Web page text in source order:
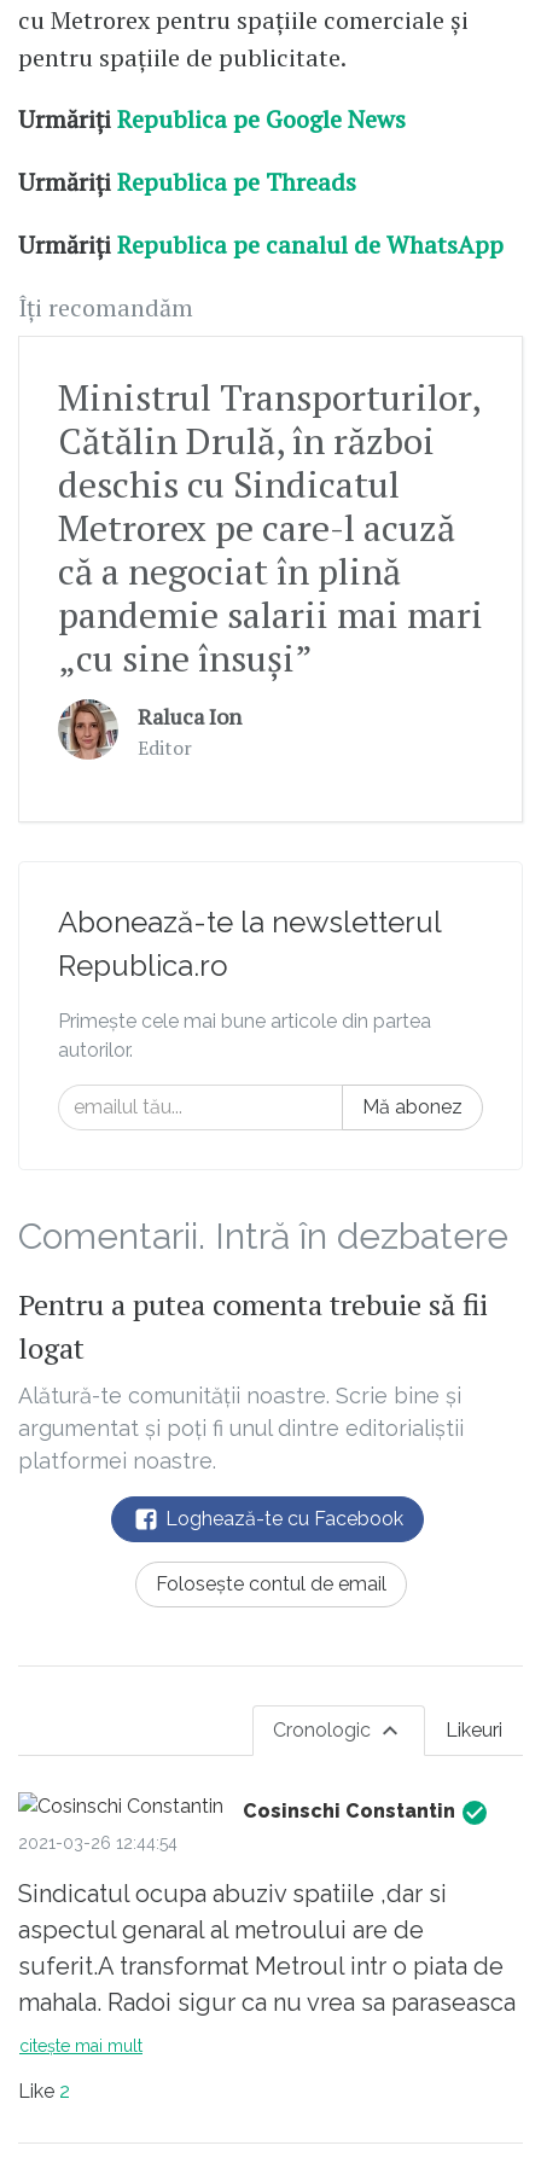
cu Metrorex pentru spațiile comerciale și
pentru spațiile de publicitate.
UrmărițiRepublica pe Google News
UrmărițiRepublica pe Threads
UrmărițiRepublica pe canalul de WhatsApp
Îți recomandăm
Ministrul Transporturilor,
Cătălin Drulă, în război
deschis cu Sindicatul
Metrorex pe care-l acuză
că a negociat în plină
pandemie salarii mai mari
„cu sine însuși”
Raluca Ion
Editor
Abonează-te la newsletterul
Republica.ro
Primește cele mai bune articole din partea
autorilor.
Mă abonez
Comentarii. Intră în dezbatere
Pentru a putea comenta trebuie să fii
logat
Alătură-te comunității noastre. Scrie bine și
argumentat și poți fi unul dintre editorialiștii
platformei noastre.
Loghează-te cu Facebook
Folosește contul de email
Likeuri
Cronologic
Cosinschi Constantin
2021-03-26 12:44:54
Sindicatul ocupa abuziv spatiile ,dar si
aspectul genaral al metroului are de
suferit.A transformat Metroul intr o piata de
mahala. Radoi sigur ca nu vrea sa paraseasca
spatiile care ii aduc venituri personale
va mai aea BANI nimeni nu ii va mai da
citește mai mult
Like 2